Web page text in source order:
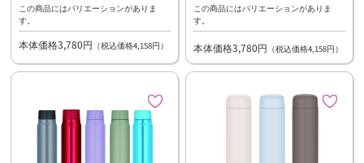
この商品にはバリエーションがありま
す。
本体価格3,780円 （税込価格4,158円）
この商品にはバリエーションがありま
す。
本体価格3,780円 （税込価格4,158円）